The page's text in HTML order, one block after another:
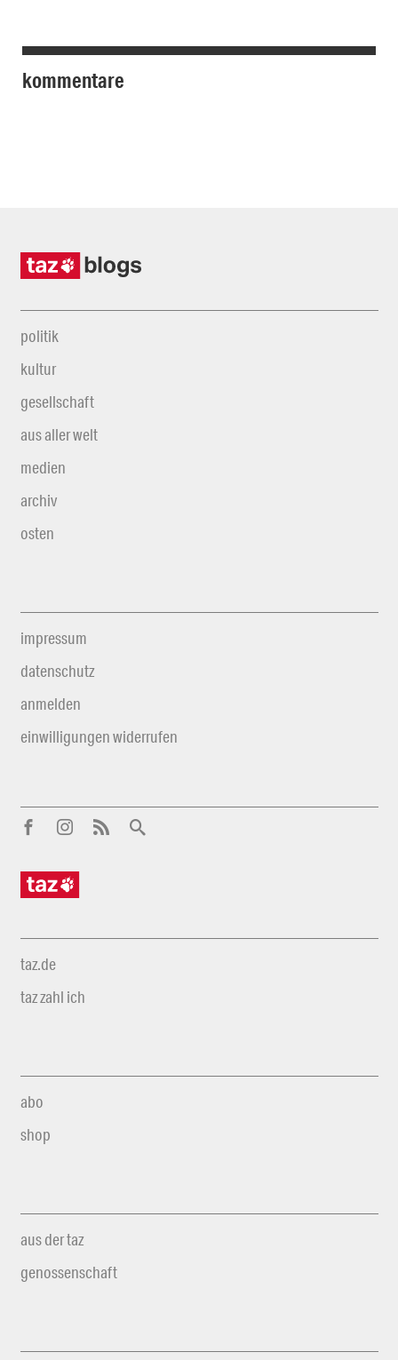
kommentare
politik
kultur
gesellschaft
aus aller welt
medien
archiv
osten
impressum
datenschutz
anmelden
einwilligungen widerrufen
taz.de
taz zahl ich
abo
shop
aus der taz
genossenschaft